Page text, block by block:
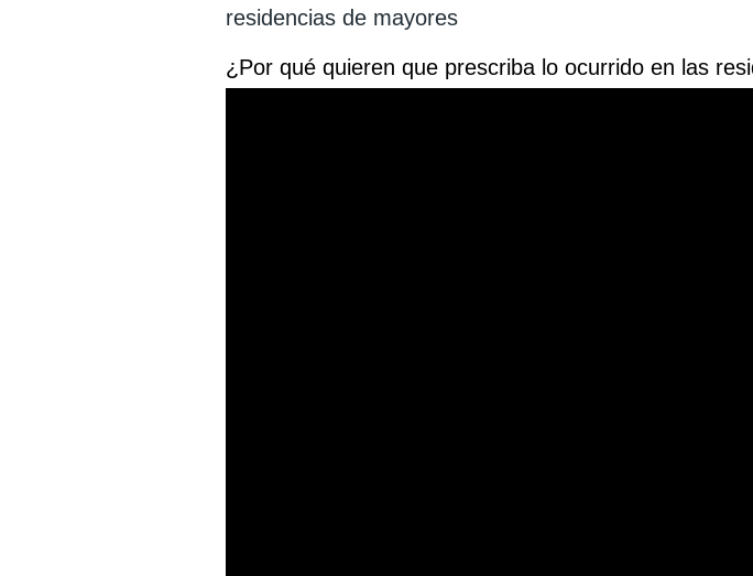
residencias de mayores
¿Por qué quieren que prescriba lo ocurrido en las